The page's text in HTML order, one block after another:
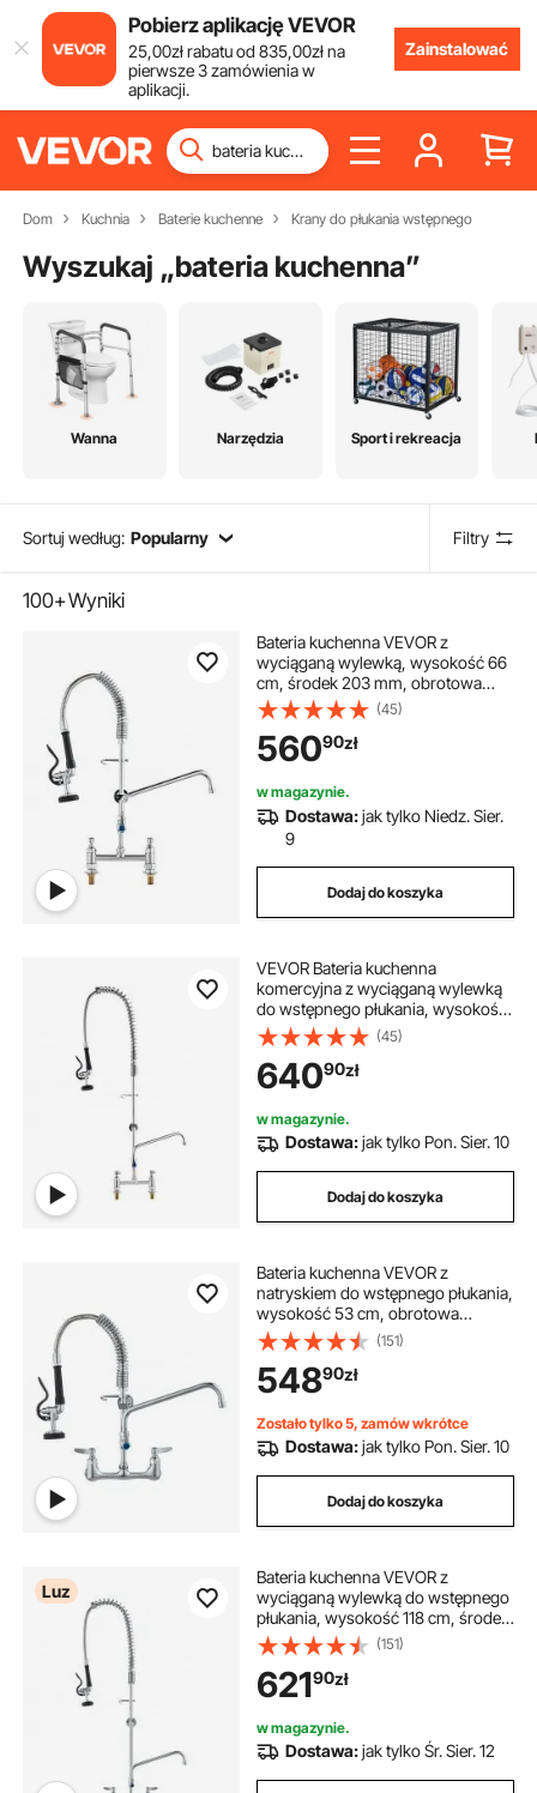
Pobierz aplikację VEVOR
25,00złrabatu od835,00złna
pierwsze 3 zamówienia w
aplikacji.
Zainstalować
Dom Kuchnia Baterie kuchenne Krany do płukania wstępnego
Wyszukaj „bateria kuchenna”
Wanna Narzędzia Sport i rekreacja
Sortuj według: Popularny Filtry
100+Wyniki
Bateria kuchenna VEVOR z
wyciąganą wylewką, wysokość 66
cm, środek 203 mm, obrotowa
wylewka 305 mm, mosiężna
bateria kuchenna do montażu na
blacie, do zlewu 1/2/3-
komorowego, srebrna
(45)
56090zł
w magazynie.
Dostawa:jak tylko Niedz. Sier.
9
Dodaj do koszyka
VEVOR Bateria kuchenna
komercyjna z wyciąganą wylewką
do wstępnego płukania, wysokość
112 cm, środek 203 mm, obrotowa
wylewka 305 mm, mosiężna
bateria kuchenna do montażu na
blacie, do zlewozmywaków 1/2/3-
komorowych
(45)
64090zł
w magazynie.
Dostawa:jak tylko Pon. Sier. 10
Dodaj do koszyka
Bateria kuchenna VEVOR z
natryskiem do wstępnego płukania,
wysokość 53 cm, obrotowa
wylewka 30,5 cm, montowana na
ścianie, mosiężna jednostka z
wyciąganą wylewką, do zlewu
1/2/3-komorowego
(151)
54890zł
Zostało tylko 5, zamów wkrótce
Dostawa:jak tylko Pon. Sier. 10
Dodaj do koszyka
Luz
Bateria kuchenna VEVOR z
wyciąganą wylewką do wstępnego
płukania, wysokość 118 cm, środek
203 mm, obrotowa wylewka 305
mm, mosiężna bateria kuchenna do
montażu na blacie, do
zlewozmywaków 1/2/3-
komorowych
(151)
62190zł
w magazynie.
Dostawa:jak tylko Śr. Sier. 12